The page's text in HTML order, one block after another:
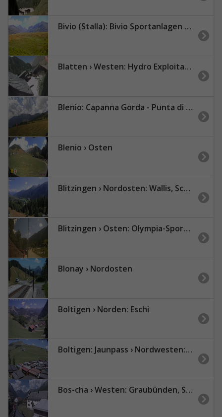
Bivio (Stalla): Bivio Sportanlagen AG
Blatten › Westen: Hydro Exploitation Zmutt Zermatt
Blenio: Capanna Gorda - Punta di Larescia - Alpe Gorda - Val Blenio - Punta di Larescia - Cima del Simano - Sosto - Capanna Adula CAS - Rheinwaldhorn - Greina
Blenio › Osten
Blitzingen › Nordosten: Wallis, Schweiz
Blitzingen › Osten: Olympia-Sport - Bordstafel
Blonay › Nordosten
Boltigen › Norden: Eschi
Boltigen: Jaunpass › Nordwesten: Sportbahnen Jaunpass AG
Bos-cha › Westen: Graubünden, Schweiz - West